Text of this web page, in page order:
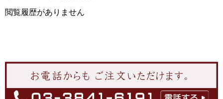
閲覧履歴がありません